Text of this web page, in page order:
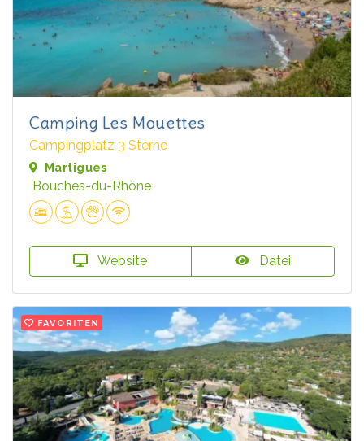
Camping Les Mouettes
Campingplatz 3 Sterne
Martigues
Bouches-du-Rhône
Website Datei
FAVORITEN